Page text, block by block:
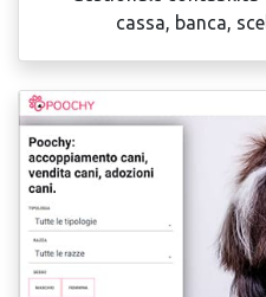
cassa, banca,